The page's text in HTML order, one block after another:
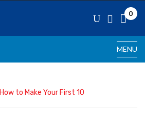
0
MENU
How to Make Your First 10